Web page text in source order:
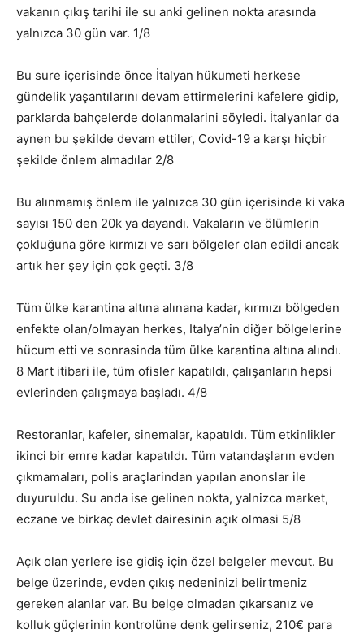
vakanın çıkış tarihi ile su anki gelinen nokta arasında
yalnızca 30 gün var. 1/8
Bu sure içerisinde önce İtalyan hükumeti herkese
gündelik yaşantılarını devam ettirmelerini kafelere gidip,
parklarda bahçelerde dolanmalarini söyledi. İtalyanlar da
aynen bu şekilde devam ettiler, Covid-19 a karşı hiçbir
şekilde önlem almadılar 2/8
Bu alınmamış önlem ile yalnızca 30 gün içerisinde ki vaka
sayısı 150 den 20k ya dayandı. Vakaların ve ölümlerin
çokluğuna göre kırmızı ve sarı bölgeler olan edildi ancak
artık her şey için çok geçti. 3/8
Tüm ülke karantina altına alınana kadar, kırmızı bölgeden
enfekte olan/olmayan herkes, Italya’nin diğer bölgelerine
hücum etti ve sonrasinda tüm ülke karantina altına alındı.
8 Mart itibari ile, tüm ofisler kapatıldı, çalışanların hepsi
evlerinden çalışmaya başladı. 4/8
Restoranlar, kafeler, sinemalar, kapatıldı. Tüm etkinlikler
ikinci bir emre kadar kapatıldı. Tüm vatandaşların evden
çıkmamaları, polis araçlarindan yapılan anonslar ile
duyuruldu. Su anda ise gelinen nokta, yalnizca market,
eczane ve birkaç devlet dairesinin açık olmasi 5/8
Açık olan yerlere ise gidiş için özel belgeler mevcut. Bu
belge üzerinde, evden çıkış nedeninizi belirtmeniz
gereken alanlar var. Bu belge olmadan çıkarsanız ve
kolluk güçlerinin kontrolüne denk gelirseniz, 210€ para